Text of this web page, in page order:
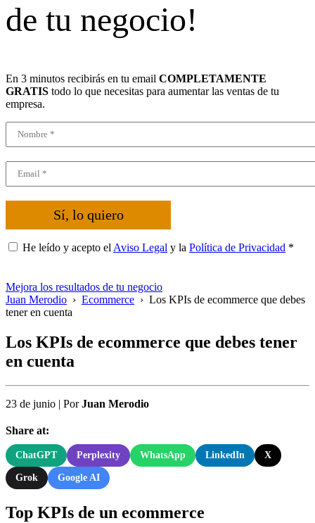
de tu negocio!
En 3 minutos recibirás en tu email COMPLETAMENTE
GRATIS todo lo que necesitas para aumentar las ventas de tu
empresa.
Sí, lo quiero
He leído y acepto el Aviso Legal y la Política de Privacidad *
Mejora los resultados de tu negocio
Juan Merodio › Ecommerce › Los KPIs de ecommerce que debes
tener en cuenta
Los KPIs de ecommerce que debes tener
en cuenta
23 de junio | PorJuan Merodio
Share at:
ChatGPT Perplexity WhatsApp LinkedIn X
Grok Google AI
Top KPIs de un ecommerce